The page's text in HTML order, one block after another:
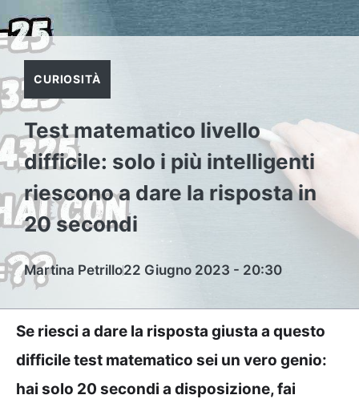
CURIOSITÀ
Test matematico livello
difficile: solo i più intelligenti
riescono a dare la risposta in
20 secondi
Martina Petrillo22 Giugno 2023 - 20:30
Se riesci a dare la risposta giusta a questo
difficile test matematico sei un vero genio:
hai solo 20 secondi a disposizione, fai